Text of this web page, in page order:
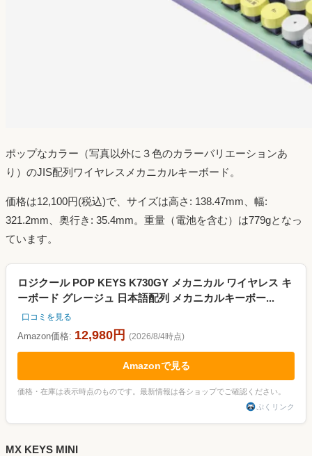
ポップなカラー（写真以外に３色のカラーバリエーションあ
り）のJIS配列ワイヤレスメカニカルキーボード。
価格は12,100円(税込)で、サイズは高さ: 138.47mm、幅:
321.2mm、奥行き: 35.4mm。重量（電池を含む）は779gとなっ
ています。
ロジクール POP KEYS K730GY メカニカル ワイヤレス キ
ーボード グレージュ 日本語配列 メカニカルキーボー...
口コミを見る
Amazon価格: 12,980円 (2026/8/4時点)
Amazonで見る
価格・在庫は表示時点のものです。最新情報は各ショップでご確認ください。
ぷくリンク
MX KEYS MINI